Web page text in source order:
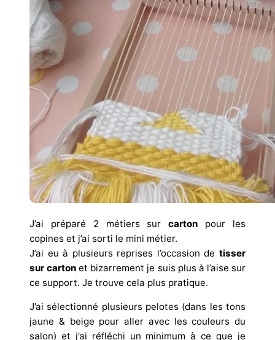
J’ai préparé 2 métiers surcarton pour les
copines et j’ai sorti le mini métier.
J’ai eu à plusieurs reprises l’occasion de tisser
sur carton et bizarrement je suis plus à l’aise sur
ce support. Je trouve cela plus pratique.
J’ai sélectionné plusieurs pelotes (dans les tons
jaune & beige pour aller avec les couleurs du
salon) et j’ai réfléchi un minimum à ce que je